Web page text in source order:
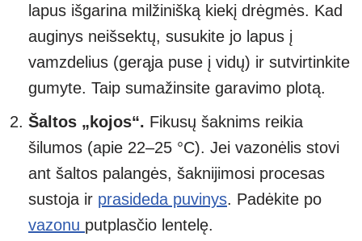
lapus išgarina milžinišką kiekį drėgmės. Kad
auginys neišsektų, susukite jo lapus į
vamzdelius (gerąja puse į vidų) ir sutvirtinkite
gumyte. Taip sumažinsite garavimo plotą.
Šaltos „kojos“. Fikusų šaknims reikia
šilumos (apie 22–25 °C). Jei vazonėlis stovi
ant šaltos palangės, šaknijimosi procesas
sustoja ir prasideda puvinys. Padėkite po
vazonu putplasčio lentelę.